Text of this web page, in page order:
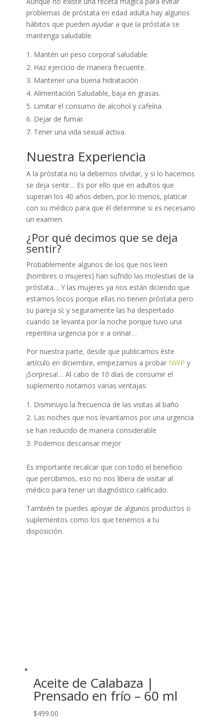
problemas de próstata en edad adulta hay algunos
hábitos que pueden ayudar a que la próstata se
mantenga saludable.
Mantén un peso corporal saludable.
Haz ejercicio de manera frecuente.
Mantener una buena hidratación
Alimentación Saludable, baja en grasas.
Limitar el consumo de alcohol y cafeína.
Dejar de fumar.
Tener una vida sexual activa.
Nuestra Experiencia
A la próstata no la debemos olvidar, y si lo hacemos
se deja sentir… Es por ello que en adultos que
superan los 40 años deben, por lo menos, platicar
con su médico para que él determine si es necesario
un examen.
¿Por qué decimos que se deja
sentir?
Probablemente algunos de los que nos leen
(hombres o mujeres) han sufrido las molestias de la
próstata… Y las mujeres ya nos están diciendo que
estamos locos porque ellas no tienen próstata pero
su pareja sí; y seguramente las ha despertado
cuando se levanta por la noche porque tuvo una
repentina urgencia por ir a orinar…
Por nuestra parte, desde que publicamos éste
artículo en diciembre, empezamos a probar NWP y
¡Sorpresa!… Al cabo de 10 días de consumir el
suplemento notamos varias ventajas:
Disminuyo la frecuencia de las visitas al baño
Las noches que nos levantamos por una urgencia
se han reducido de manera considerable
Podemos descansar mejor
Es importante recalcar que con todo el beneficio
que percibimos, eso no nos libera de visitar al
médico para tener un diagnóstico calificado.
También te puedes apoyar de algunos productos o
suplementos como los que tenemos a tu
disposición.
Aceite de Calabaza |
Prensado en frío – 60 ml
$499.00